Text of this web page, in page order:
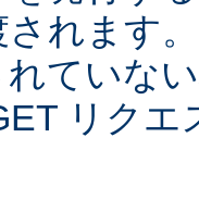
れます
ていな
リク